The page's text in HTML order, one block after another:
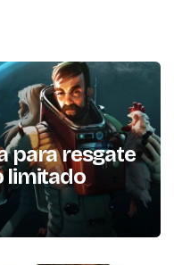
para resgate
limitado